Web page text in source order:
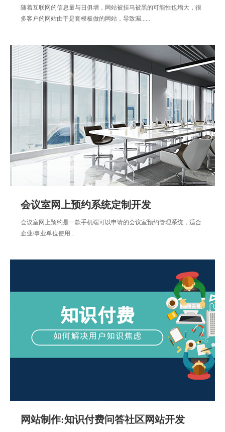
随着互联网的信息量与日俱增，网站被挂马被黑的可能性也增大，很
多客户的网站由于是套模板做的网站，导致漏......
会议室网上预约系统定制开发
会议室网上预约是一款手机端可以申请的会议室预约管理系统，适合
企业/事业单位使用...
网站制作:知识付费问答社区网站开发